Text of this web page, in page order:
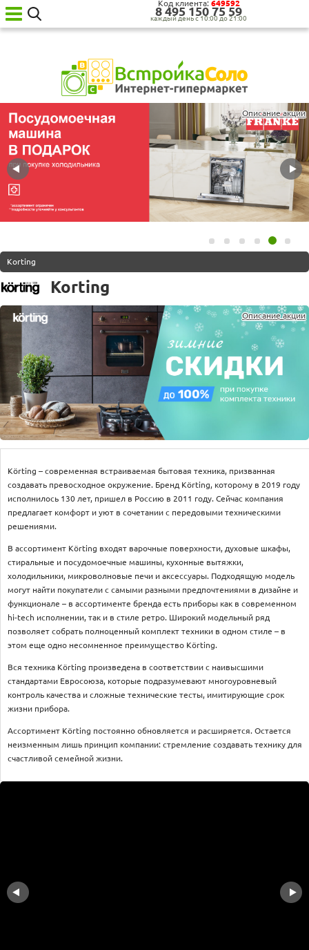
8‍ 4‍9‍5‍ 1‍5‍0‍ 7‍5‍ 5‍9‍
каждый день с 10:00 до 21:00
Код клиента: 649592
Ваш
товаров
Бытовая
техника
для
кухни
Бытовая
техника
техника
Уценённая
техника
Оплата
Возврат
обмен
Акции
Контакты
Описание акции
Korting
Korting
Описание акции
Körting – современная встраиваемая бытовая техника, призванная
создавать превосходное окружение. Бренд Körting, которому в 2019 году
исполнилось 130 лет, пришел в Россию в 2011 году. Сейчас компания
предлагает комфорт и уют в сочетании с передовыми техническими
решениями.
В ассортимент Körting входят варочные поверхности, духовые шкафы,
стиральные и посудомоечные машины, кухонные вытяжки,
холодильники, микроволновые печи и аксессуары. Подходящую модель
могут найти покупатели с самыми разными предпочтениями в дизайне и
функционале – в ассортименте бренда есть приборы как в современном
hi-tech исполнении, так и в стиле ретро. Широкий модельный ряд
позволяет собрать полноценный комплект техники в одном стиле – в
этом еще одно несомненное преимущество Körting.
Вся техника Körting произведена в соответствии с наивысшими
стандартами Евросоюза, которые подразумевают многоуровневый
контроль качества и сложные технические тесты, имитирующие срок
жизни прибора.
Ассортимент Körting постоянно обновляется и расширяется. Остается
неизменным лишь принцип компании: стремление создавать технику для
счастливой семейной жизни.